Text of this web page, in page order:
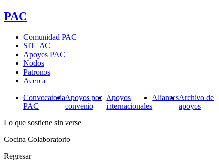
PAC
Comunidad PAC
SIT_AC
Apoyos PAC
Nodos
Patronos
Acerca
Convocatoria
PAC
Apoyos por
convenio
Apoyos
internacionales
AlianzasArchivo de
apoyos
Lo que sostiene sin verse
Cocina Colaboratorio
Regresar